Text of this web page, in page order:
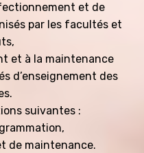
et de
par les facultés et
et à la maintenance
d’enseignement des
suivantes :
de maintenance.